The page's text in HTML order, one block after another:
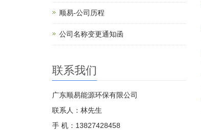
顺易-公司历程
公司名称变更通知函
联系我们
广东顺易能源环保有限公司
联系人：林先生
手 机：13827428458